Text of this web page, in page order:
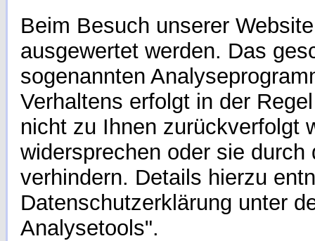
Beim Besuch unserer
ausgewertet werden. Das
sogenannten
Verhaltens erfolgt in der
nicht zu Ihnen zurückverfolgt
widersprechen oder sie
verhindern. Details hierzu
Datenschutzerklärung unter
Analysetools".